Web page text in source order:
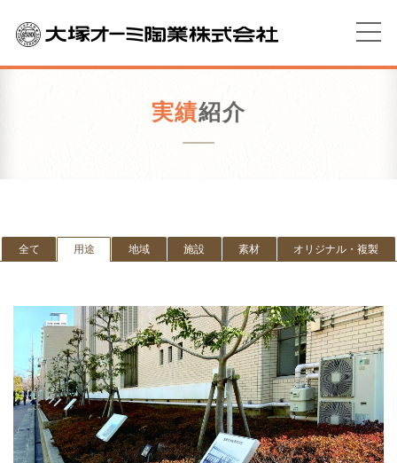
実績紹介
全て 用途 地域 施設 素材 オリジナル・複製